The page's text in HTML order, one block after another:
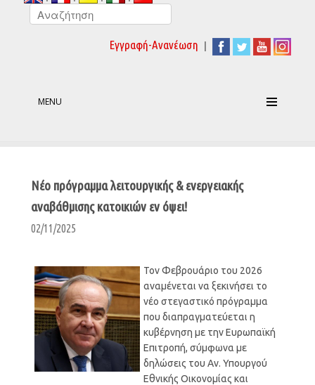
Εγγραφή-Ανανέωση |
MENU
Νέο πρόγραμμα λειτουργικής & ενεργειακής
αναβάθμισης κατοικιών εν όψει!
02/11/2025
Τον Φεβρουάριο του 2026
αναμένεται να ξεκινήσει το
νέο στεγαστικό πρόγραμμα
που διαπραγματεύεται η
κυβέρνηση με την Ευρωπαϊκή
Επιτροπή, σύμφωνα με
δηλώσεις του Αν. Υπουργού
Εθνικής Οικονομίας και